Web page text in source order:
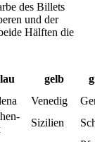
des Billets
und der
Hälften die
gelb
Venedig
Sizilien